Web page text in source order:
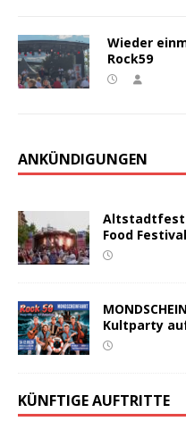
Wieder
Rock59
ANKÜNDIGUNGEN
Altstadtfest
Food
Kultparty
KÜNFTIGE AUFTRITTE